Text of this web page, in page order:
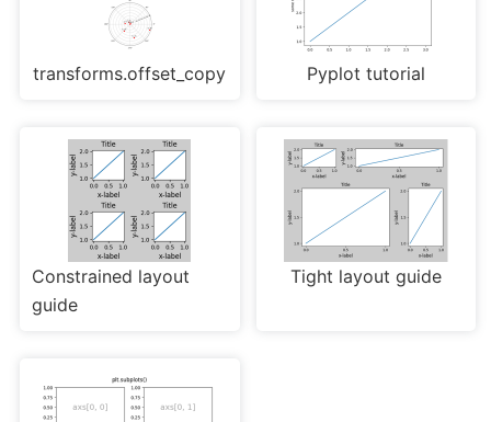
transforms.offset_copy Pyplot tutorial
Constrained layout
guide
Tight layout guide